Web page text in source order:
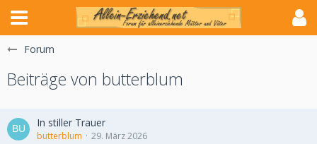
Forum
Beiträge von butterblum
In stiller Trauer
butterblum 29. März 2026